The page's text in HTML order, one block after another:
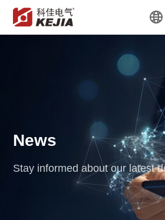
News
Stay informed about our latest